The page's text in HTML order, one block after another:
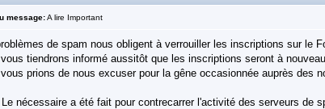
message:A lire Important
de spam nous obligent à verrouiller les inscriptions sur le
vous tiendrons informé aussitôt que les inscriptions seront à
vous prions de nous excuser pour la gêne occasionnée auprès des
nécessaire a été fait pour contrecarrer l'activité des serveurs de